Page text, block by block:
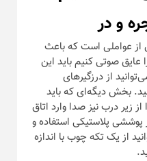
از عواملی است که باعث
عایق صوتی کنیم باید این
از درزگیرهای
بخش دیگه‌ای که باید
زیر درب نیز صدا وارد اتاق
پوششی پلاستیکی استفاده و
از یک تکه چوب با اندازه